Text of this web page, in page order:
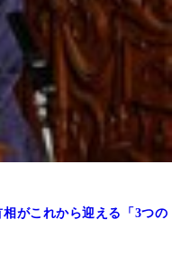
がこれから迎える「3つの